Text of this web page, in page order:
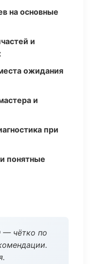
на основные
и
ожидания
и
при
понятные
— чётко по